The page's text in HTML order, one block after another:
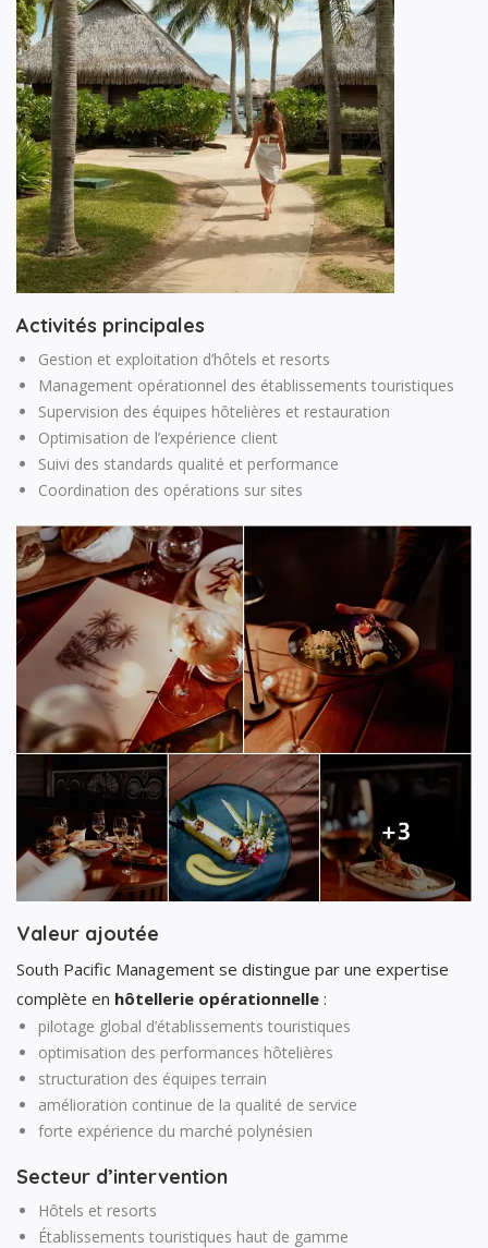
Activités principales
Gestion et exploitation d’hôtels et resorts
Management opérationnel des établissements touristiques
Supervision des équipes hôtelières et restauration
Optimisation de l’expérience client
Suivi des standards qualité et performance
Coordination des opérations sur sites
Valeur ajoutée
South Pacific Management se distingue par une expertise
complète en hôtellerie opérationnelle :
pilotage global d’établissements touristiques
optimisation des performances hôtelières
structuration des équipes terrain
amélioration continue de la qualité de service
forte expérience du marché polynésien
Secteur d’intervention
Hôtels et resorts
Établissements touristiques haut de gamme